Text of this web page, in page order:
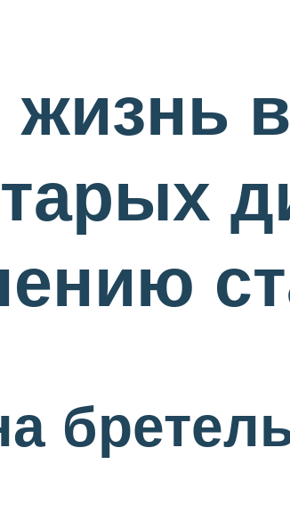
жизнь